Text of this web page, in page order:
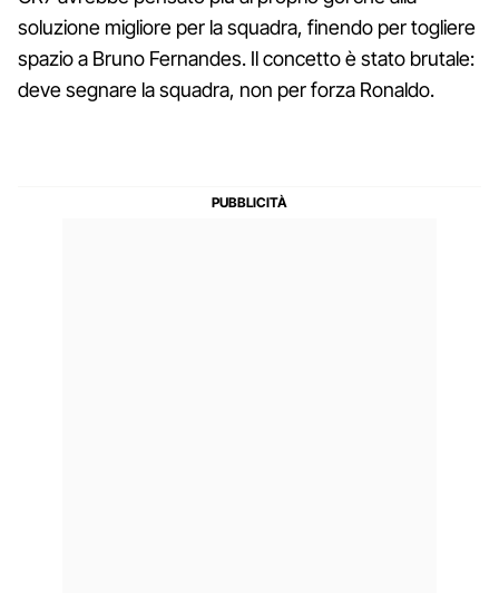
soluzione migliore per la squadra, finendo per togliere
spazio a Bruno Fernandes. Il concetto è stato brutale:
deve segnare la squadra, non per forza Ronaldo.